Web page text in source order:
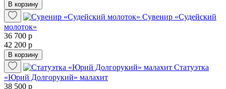
В корзину
Сувенир «Судейский
молоток»
36 700 р
42 200 р
В корзину
Статуэтка
«Юрий Долгорукий» малахит
38 500 р